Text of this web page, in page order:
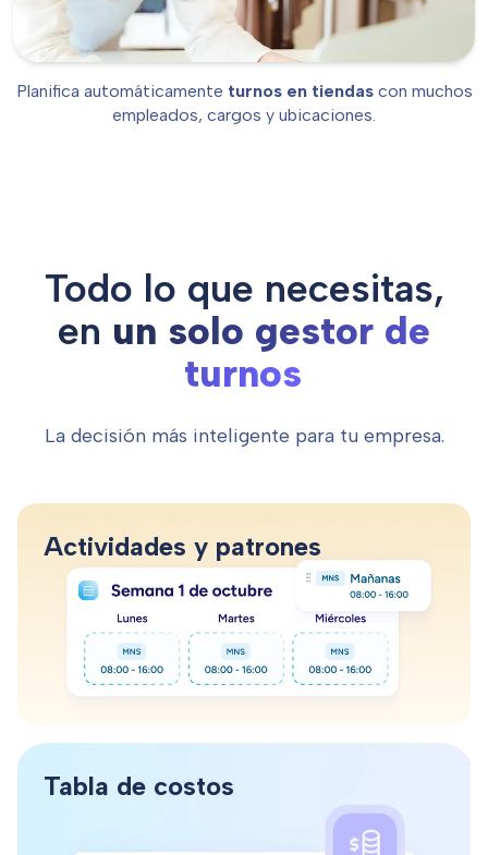
Retail
Planifica automáticamente turnos en tiendascon muchos
empleados, cargos y ubicaciones.
Todo lo que necesitas,
en un solo gestor de
turnos
La decisión más inteligente para tu empresa.
Actividades y patrones
Tabla de costos